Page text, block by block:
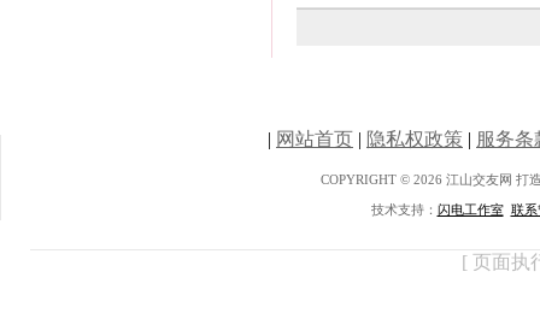
| 网站首页 | 隐私权政策 | 服务条
COPYRIGHT © 2026 江山交友网 打
技术支持： 闪电工作室 联系
[ 页面执